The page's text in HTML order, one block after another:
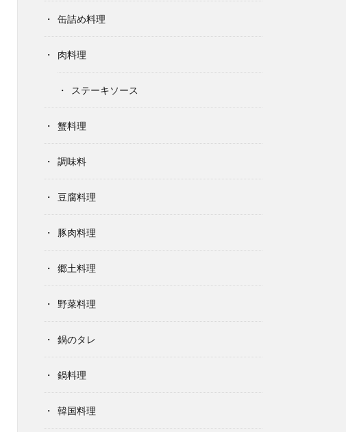
缶詰め料理
肉料理
ステーキソース
蟹料理
調味料
豆腐料理
豚肉料理
郷土料理
野菜料理
鍋のタレ
鍋料理
韓国料理